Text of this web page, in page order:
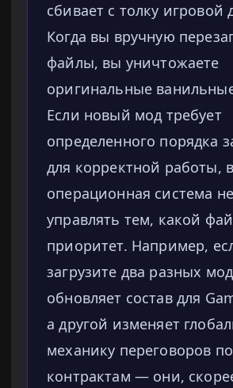
сбивает с толку игровой
Когда вы вручную
файлы, вы уничтожаете
оригинальные
Если новый мод требует
определенного порядка
для корректной работы,
операционная система
управлять тем, какой
приоритет. Например,
загрузите два разных
обновляет состав для
а другой изменяет
механику переговоров по
контрактам — они,